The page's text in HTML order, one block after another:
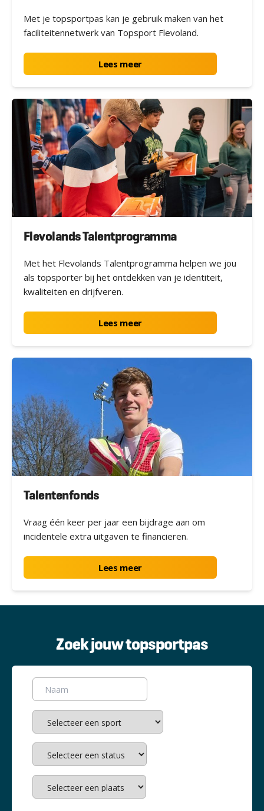
Met je topsportpas kan je gebruik maken van het
faciliteitennetwerk van Topsport Flevoland.
Lees meer
Flevolands Talentprogramma
Met het Flevolands Talentprogramma helpen we jou
als topsporter bij het ontdekken van je identiteit,
kwaliteiten en drijfveren.
Lees meer
Talentenfonds
Vraag één keer per jaar een bijdrage aan om
incidentele extra uitgaven te financieren.
Lees meer
Zoek jouw topsportpas